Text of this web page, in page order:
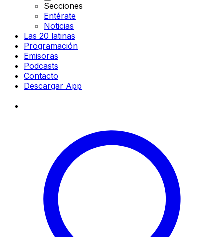
Secciones
Entérate
Noticias
Las 20 latinas
Programación
Emisoras
Podcasts
Contacto
Descargar App